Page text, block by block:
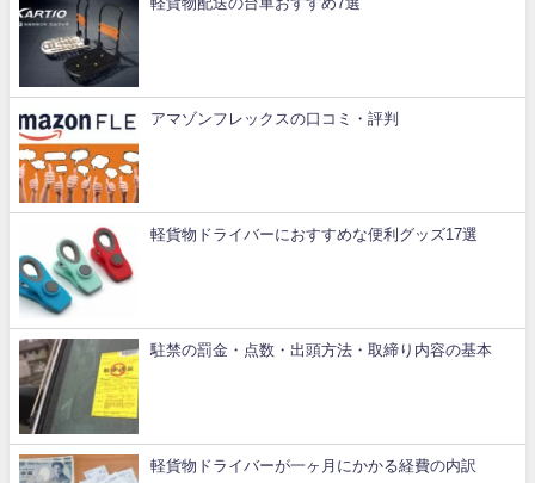
アマゾンフレックスの口コミ・評判
軽貨物ドライバーにおすすめな便利グッズ17選
駐禁の罰金・点数・出頭方法・取締り内容の基本
軽貨物ドライバーが一ヶ月にかかる経費の内訳